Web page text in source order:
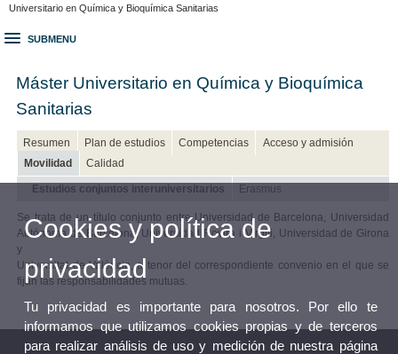
Universitario en Química y Bioquímica Sanitarias
SUBMENU
Máster Universitario en Química y Bioquímica
Sanitarias
Resumen Plan de estudios Competencias
Acceso y admisión
Movilidad
Calidad
Estudios conjuntos interuniversitarios Erasmus
Se trata de un título conjunto entre Universidad de Barcelona, Universidad
Autónoma de Barcelona, Universidad Rovira i Virgili, Universidad de Girona
y
Universitat de València, a tenor del correspondiente convenio en el que se
fijan las responsabilidades mutuas.
Cookies y política de
privacidad
Tu privacidad es importante para nosotros. Por ello te
informamos que utilizamos cookies propias y de terceros
para realizar análisis de uso y medición de nuestra página